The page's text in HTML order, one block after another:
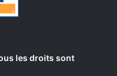
les droits sont